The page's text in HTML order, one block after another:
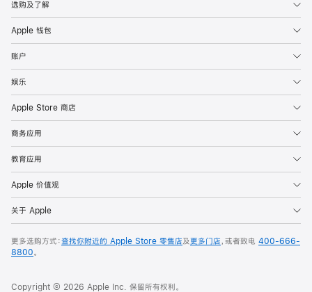
选购及了解
Apple 钱包
账户
娱乐
Apple Store 商店
商务应用
教育应用
Apple 价值观
关于 Apple
更多选购方式：查找你附近的 Apple Store 零售店及更多门店，或者致电 400-666-
8800。
Copyright © 2026 Apple Inc. 保留所有权利。